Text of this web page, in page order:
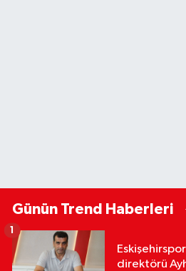
Günün Trend Haberleri
direktörü
1